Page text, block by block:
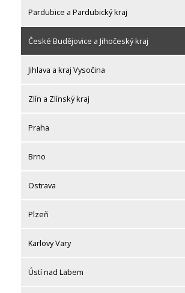
Pardubice a Pardubický kraj
České Budějovice a Jihočeský kraj
Jihlava a kraj Vysočina
Zlín a Zlínský kraj
Praha
Brno
Ostrava
Plzeň
Karlovy Vary
Ústí nad Labem